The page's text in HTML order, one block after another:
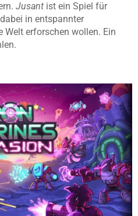
Jusant ist ein Spiel für
in entspannter
Welt erforschen wollen. Ein